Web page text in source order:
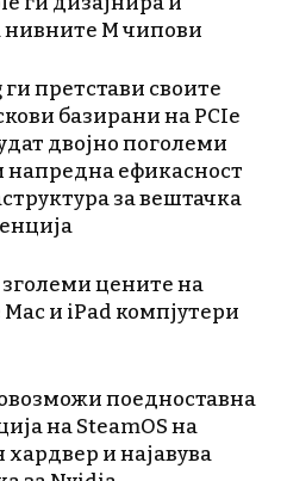
М чипови
претстави своите
базирани на PCIe
двојно поголеми
напредна ефикасност
за вештачка
цените на
и iPad компјутери
поедноставна
на SteamOS на
хардвер и најавува